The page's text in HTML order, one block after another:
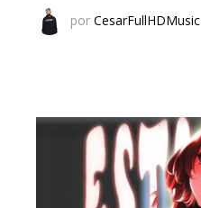
porCesarFullHDMusic